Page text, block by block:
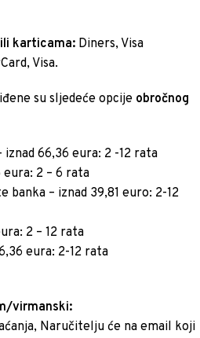
karticama: Diners, Visa
Visa.
su sljedeće opcije obročnog
66,36 eura: 2 -12 rata
eura: 2 – 6 rata
banka – iznad 39,81 euro: 2-12
2 – 12 rata
eura: 2-12 rata
virmanski:
Naručitelju će na email koji